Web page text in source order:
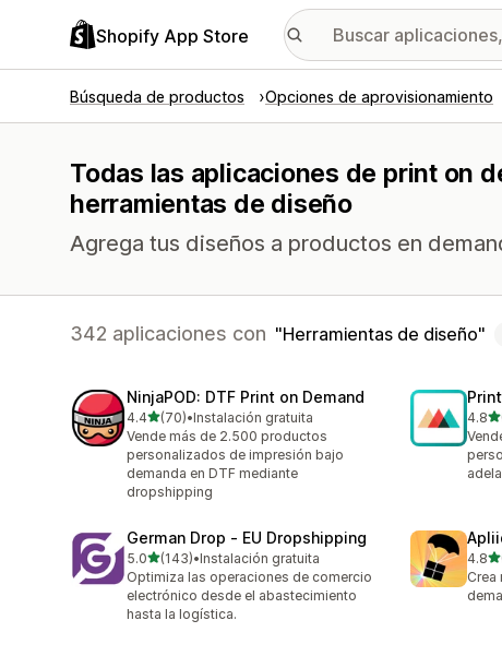
Shopify App Store
Búsqueda de productos Opciones de aprovisionamiento
Todas las aplicaciones de print on
herramientas de diseño
Agrega tus diseños a productos en
342 aplicaciones con Herramientas de diseño
NinjaPOD: DTF Print on Demand
4.4de 5 estrellas
(70)
70 reseñas en total
•Instalación gratuita
Vende más de 2.500 productos
personalizados de impresión bajo
demanda en DTF mediante
dropshipping
4.8
3711
German Drop ‑ EU Dropshipping
5.0de 5 estrellas
(143)
143 reseñas en total
•Instalación gratuita
Optimiza las operaciones de comercio
electrónico desde el abastecimiento
hasta la logística.
4.8
294
Crea